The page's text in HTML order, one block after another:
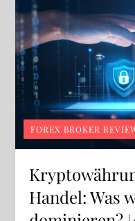
FOREX BROKER
Handel: Was